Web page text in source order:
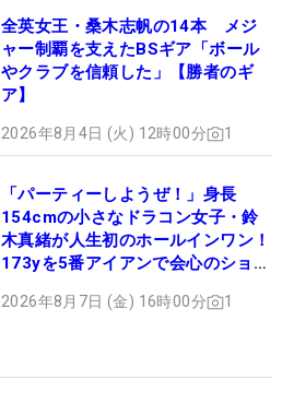
全英女王・桑木志帆の14本 メジ
ャー制覇を支えたBSギア「ボール
やクラブを信頼した」【勝者のギ
ア】
2026年8月4日 (火) 12時00分 1
「パーティーしようぜ！」身長
154cmの小さなドラコン女子・鈴
木真緒が人生初のホールインワン！
173yを5番アイアンで会心のショッ
2026年8月7日 (金) 16時00分 1